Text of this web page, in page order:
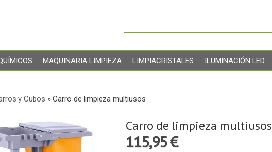
MAQUINARIA LIMPIEZA LIMPIACRISTALES ILUMINACIÓN LED
y Cubos » Carro de limpieza multiusos
Carro de limpieza multiusos
115,95 €